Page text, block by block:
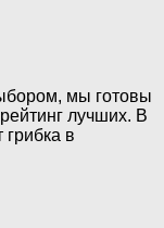
мы готовы
лучших. В
грибка в